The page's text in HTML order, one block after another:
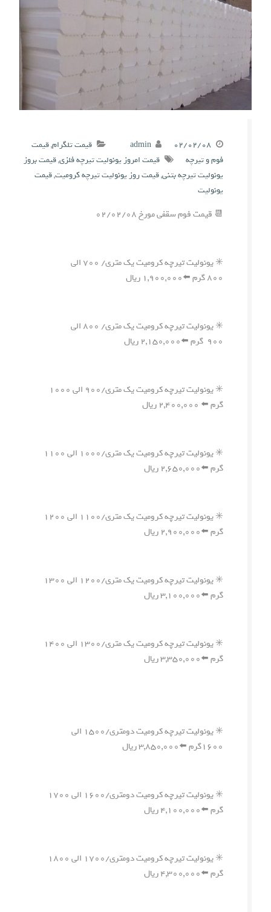
۰۲/۰۲/۰۸ admin قیمت تلگرام,قیمت
فوم و تیرچه
قیمت امروز یونولیت تیرچه فلزی,قیمت بروز
یونولیت تیرچه بتنی,قیمت روز یونولیت تیرچه کرومیت,قیمت
یونولیت
📆 قیمت فوم سقفی مورخ ۰۲/۰۲/۰۸
✳️ یونولیت تیرچه کرومیت یک متری/ ۷۰۰ الی
۸۰۰ گرم ⬅️۱,۹۰۰,۰۰۰ ریال
✳️ یونولیت تیرچه کرومیت یک متری/ ۸۰۰ الی
۹۰۰ گرم ⬅️۲,۱۵۰,۰۰۰ ریال
✳️ یونولیت تیرچه کرومیت یک متری/۹۰۰ الی ۱۰۰۰
گرم ⬅️ ۲,۴۰۰,۰۰۰ ریال
✳️ یونولیت تیرچه کرومیت یک متری/۱۰۰۰ الی ۱۱۰۰
گرم ⬅️۲,۶۵۰,۰۰۰ ریال
✳️ یونولیت تیرچه کرومیت یک متری/۱۱۰۰ الی ۱۲۰۰
گرم ⬅️۲,۹۰۰,۰۰۰ ریال
✳️ یونولیت تیرچه کرومیت یک متری/۱۲۰۰ الی ۱۳۰۰
گرم ⬅️۳,۱۰۰,۰۰۰ ریال
✳️ یونولیت تیرچه کرومیت یک متری/۱۳۰۰ الی ۱۴۰۰
گرم ⬅️۳,۳۵۰,۰۰۰ ریال
✳️ یونولیت تیرچه کرومیت دومتری/۱۵۰۰ الی
۱۶۰۰گرم ⬅️۳,۸۵۰,۰۰۰ ریال
✳️ یونولیت تیرچه کرومیت دومتری/۱۶۰۰ الی ۱۷۰۰
گرم ⬅️۴,۱۰۰,۰۰۰ ریال
✳️ یونولیت تیرچه کرومیت دومتری/۱۷۰۰ الی ۱۸۰۰
گرم ⬅️۴,۳۰۰,۰۰۰ ریال